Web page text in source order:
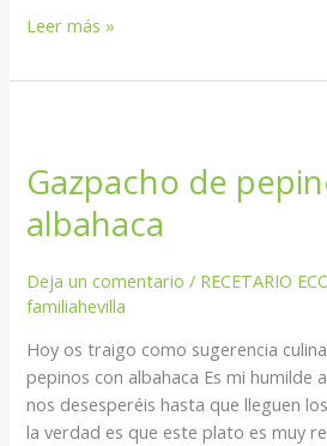
Leer más »
Gazpacho de
albahaca
Deja un comentario / RECETARIO
familiahevilla
Hoy os traigo como sugerencia
pepinos con albahaca Es mi humilde
nos desesperéis hasta que lleguen
la verdad es que este plato es muy
pepinos
con
albahaca